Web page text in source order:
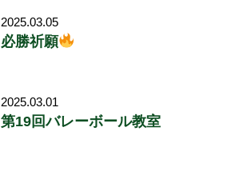
2025.03.05
必勝祈願
2025.03.01
第19回バレーボール教室